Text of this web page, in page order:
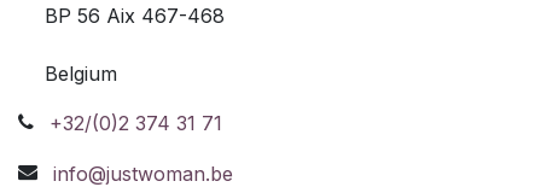
BP 56 Aix 467-468
Belgium
+32/(0)2 374 31 71
info@justwoman.be